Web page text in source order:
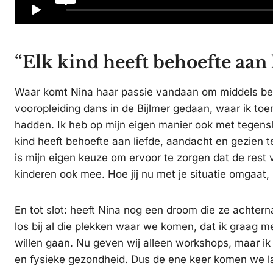
“Elk kind heeft behoefte
Waar komt Nina haar passie vandaan om middels
vooropleiding dans in de Bijlmer gedaan, waar ik
hadden. Ik heb op mijn eigen manier ook met
kind heeft behoefte aan liefde, aandacht en gezien
is mijn eigen keuze om ervoor te zorgen dat de
kinderen ook mee. Hoe jij nu met je situatie
En tot slot: heeft Nina nog een droom die ze
los bij al die plekken waar we komen, dat ik graag
willen gaan. Nu geven wij alleen workshops, maar
en fysieke gezondheid. Dus de ene keer komen